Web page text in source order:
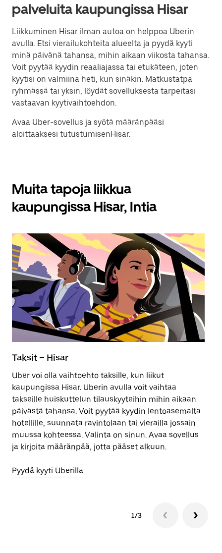
palveluita kaupungissa Hisar
Liikkuminen Hisar ilman autoa on helppoa Uberin
avulla. Etsi vierailukohteita alueelta ja pyydä kyyti
minä päivänä tahansa, mihin aikaan viikosta tahansa.
Voit pyytää kyydin reaaliajassa tai etukäteen, joten
kyytisi on valmiina heti, kun sinäkin. Matkustatpa
ryhmässä tai yksin, löydät sovelluksesta tarpeitasi
vastaavan kyytivaihtoehdon.
Avaa Uber-sovellus ja syötä määränpääsi
aloittaaksesi tutustumisenHisar.
Muita tapoja liikkua
kaupungissa Hisar, Intia
Taksit – Hisar
Uber voi olla vaihtoehto taksille, kun liikut
kaupungissa Hisar. Uberin avulla voit vaihtaa
takseille huiskuttelun tilauskyyteihin mihin aikaan
päivästä tahansa. Voit pyytää kyydin lentoasemalta
hotellille, suunnata ravintolaan tai vierailla jossain
muussa kohteessa. Valinta on sinun. Avaa sovellus
ja kirjoita määränpää, jotta pääset alkuun.
Pyydä kyyti Uberilla
1/3